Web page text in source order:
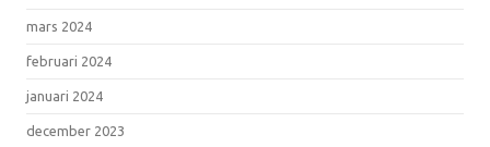
mars 2024
februari 2024
januari 2024
december 2023